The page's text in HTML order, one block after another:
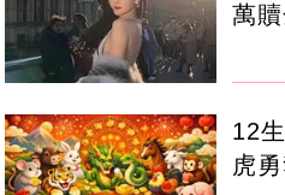
萬
12
虎